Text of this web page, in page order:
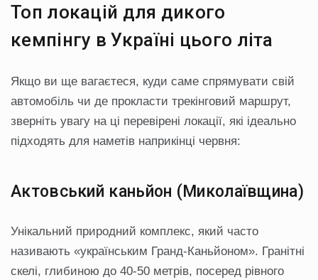
Топ локацій для дикого
кемпінгу в Україні цього літа
Якщо ви ще вагаєтеся, куди саме спрямувати свій
автомобіль чи де прокласти трекінговий маршрут,
зверніть увагу на ці перевірені локації, які ідеально
підходять для наметів наприкінці червня:
Актовський каньйон (Миколаївщина)
Унікальний природний комплекс, який часто
називають «українським Гранд-Каньйоном». Гранітні
скелі, глибиною до 40-50 метрів, посеред рівного